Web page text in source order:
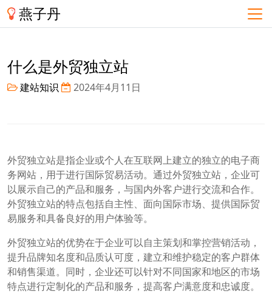
燕子丹
什么是外贸独立站
建站知识 2024年4月11日
外贸独立站是指企业或个人在互联网上建立的独立的电子商
务网站，用于进行国际贸易活动。通过外贸独立站，企业可
以展示自己的产品和服务，与国内外客户进行交流和合作。
外贸独立站的特点包括自主性、面向国际市场、提供国际贸
易服务和具备良好的用户体验等。
外贸独立站的优势在于企业可以自主策划和掌控营销活动，
提升品牌知名度和品质认可度，建立和维护稳定的客户群体
和销售渠道。同时，企业还可以针对不同国家和地区的市场
特点进行定制化的产品和服务，提高客户满意度和忠诚度。